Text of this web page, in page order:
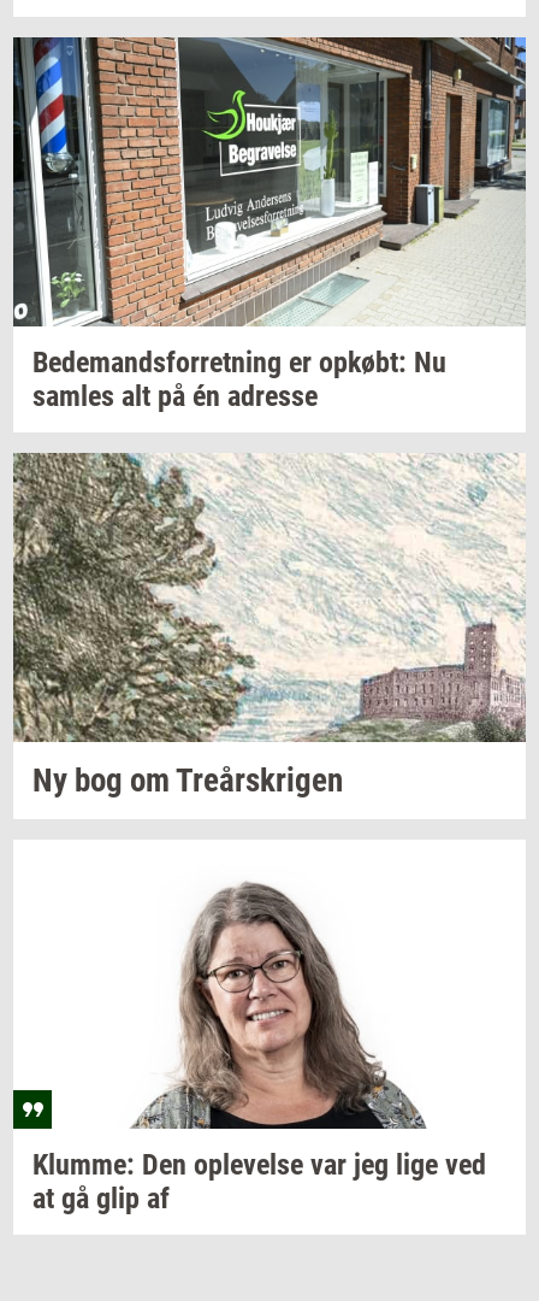
Be­de­mands­for­ret­ning er op­købt: Nu
sam­les alt på én adres­se
Ny bog omTre­år­skri­gen
Klum­me: Den op­le­vel­se var jeg lige ved
at gå glip af